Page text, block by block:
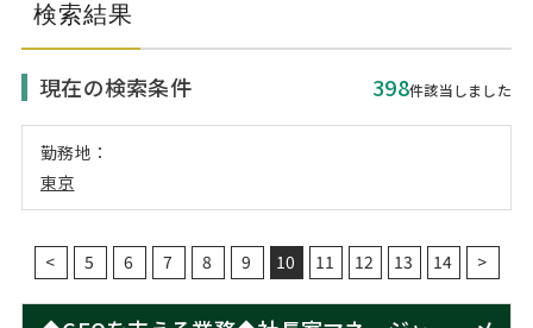
検索結果
現在の検索条件 398件該当しました
勤務地：
東京
< 5 6 7 8 9 10 11 12 13 14 >